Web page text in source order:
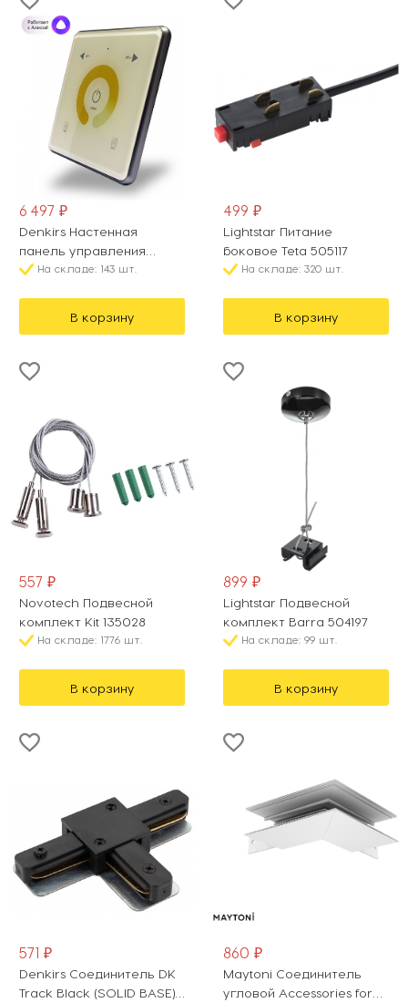
6 497 ₽
Denkirs Настенная
панель управления
Smart control | СМАРТ
На складе: 143 шт.
В корзину
499 ₽
Lightstar Питание
боковое Teta 505117
На складе: 320 шт.
В корзину
557 ₽
Novotech Подвесной
комплект Kit 135028
На складе: 1776 шт.
В корзину
899 ₽
Lightstar Подвесной
комплект Barra 504197
На складе: 99 шт.
В корзину
571 ₽
Denkirs Соединитель DK
Track Black (SOLID BASE) |
860 ₽
Maytoni Соединитель
угловой Accessories for